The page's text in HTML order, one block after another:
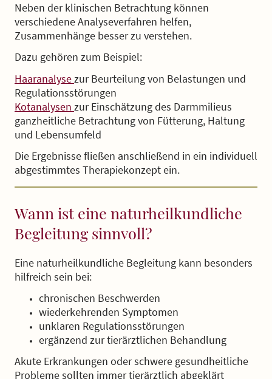
Neben der klinischen Betrachtung können
verschiedene Analyseverfahren helfen,
Zusammenhänge besser zu verstehen.
Dazu gehören zum Beispiel:
Haaranalysezur Beurteilung von Belastungen und
Regulationsstörungen
Kotanalysen zur Einschätzung des Darmmilieus
ganzheitliche Betrachtung von Fütterung, Haltung
und Lebensumfeld
Die Ergebnisse fließen anschließend in ein individuell
abgestimmtes Therapiekonzept ein.
Wann ist eine naturheilkundliche
Begleitung sinnvoll?
Eine naturheilkundliche Begleitung kann besonders
hilfreich sein bei:
chronischen Beschwerden
wiederkehrenden Symptomen
unklaren Regulationsstörungen
ergänzend zur tierärztlichen Behandlung
Akute Erkrankungen oder schwere gesundheitliche
Probleme sollten immer tierärztlich abgeklärt